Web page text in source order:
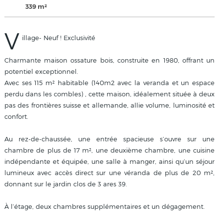
339 m²
V illage- Neuf ! Exclusivité
Charmante maison ossature bois, construite en 1980, offrant un
potentiel exceptionnel.
Avec ses 115 m² habitable (140m2 avec la veranda et un espace
perdu dans les combles) , cette maison, idéalement située à deux
pas des frontières suisse et allemande, allie volume, luminosité et
confort.
Au rez-de-chaussée, une entrée spacieuse s’ouvre sur une
chambre de plus de 17 m², une deuxième chambre, une cuisine
indépendante et équipée, une salle à manger, ainsi qu’un séjour
lumineux avec accès direct sur une véranda de plus de 20 m²,
donnant sur le jardin clos de 3 ares 39.
À l’étage, deux chambres supplémentaires et un dégagement.